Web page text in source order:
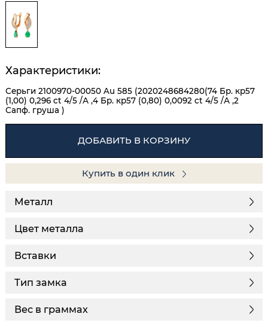
Характеристики:
Серьги 2100970-00050 Au 585 (2020248684280(74 Бр. кр57
(1,00) 0,296 ct 4/5 /А ,4 Бр. кр57 (0,80) 0,0092 ct 4/5 /А ,2
Сапф. груша )
ДОБАВИТЬ В КОРЗИНУ
Купить в один клик
Металл
Цвет металла
Вставки
Тип замка
Вес в граммах